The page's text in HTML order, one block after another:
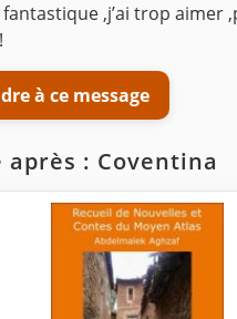
,j’ai trop aimer
à ce message
après : Coventina